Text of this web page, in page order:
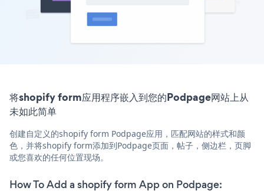
将shopify form应用程序嵌入到您的Podpage网站上从
未如此简单
创建自定义的shopify form Podpage应用，匹配网站的样式和颜
色，并将shopify form添加到Podpage页面，帖子，侧边栏，页脚
或您喜欢的任何位置现场。
How To Add a shopify form App on Podpage: